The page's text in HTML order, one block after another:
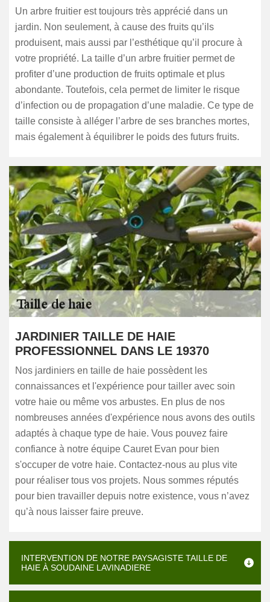
Un arbre fruitier est toujours très apprécié dans un
jardin. Non seulement, à cause des fruits qu’ils
produisent, mais aussi par l’esthétique qu’il procure à
votre propriété. La taille d’un arbre fruitier permet de
profiter d’une production de fruits optimale et plus
abondante. Toutefois, cela permet de limiter le risque
d’infection ou de propagation d’une maladie. Ce type de
taille consiste à alléger l’arbre de ses branches mortes,
mais également à équilibrer le poids des futurs fruits.
JARDINIER TAILLE DE HAIE
PROFESSIONNEL DANS LE 19370
Nos jardiniers en taille de haie possèdent les
connaissances et l'expérience pour tailler avec soin
votre haie ou même vos arbustes. En plus de nos
nombreuses années d'expérience nous avons des outils
adaptés à chaque type de haie. Vous pouvez faire
confiance à notre équipe Cauret Evan pour bien
s'occuper de votre haie. Contactez-nous au plus vite
pour réaliser tous vos projets. Nous sommes réputés
pour bien travailler depuis notre existence, vous n’avez
qu’à nous laisser faire preuve.
INTERVENTION DE NOTRE PAYSAGISTE TAILLE DE
HAIE À SOUDAINE LAVINADIERE